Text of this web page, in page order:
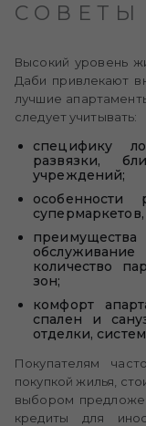
СОВЕТЫ
Высокий уровень
Даби привлекают
лучшие
следует учитывать:
специфику
развязки,
учреждений;
особенности
количество
зон;
комфорт
спален и
отделки,
Покупателям
покупкой жилья,
выбором
кредиты для